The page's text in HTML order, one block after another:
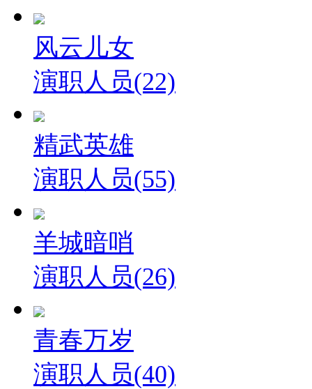
风云儿女
演职人员(22)
精武英雄
演职人员(55)
羊城暗哨
演职人员(26)
青春万岁
演职人员(40)